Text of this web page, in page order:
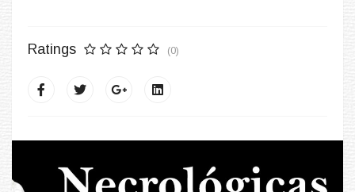
Ratings (0)